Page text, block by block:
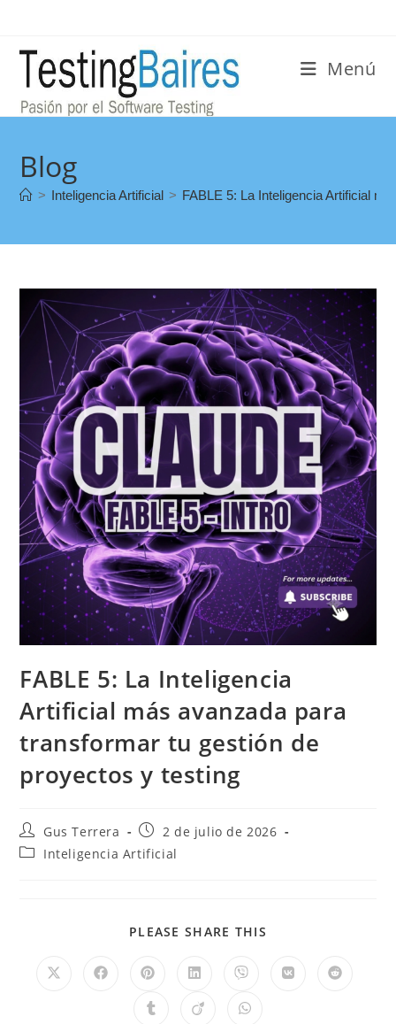
Menú
Blog
> Inteligencia Artificial > FABLE 5: La Inteligencia Artificial
FABLE 5: La Inteligencia
Artificial más avanzada para
transformar tu gestión de
proyectos y testing
Gus Terrera
2 de julio de 2026
Inteligencia Artificial
PLEASE SHARE THIS